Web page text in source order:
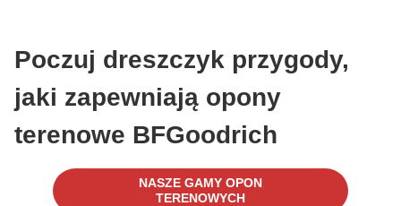
Poczuj dreszczyk przygody,
jaki zapewniają opony
terenowe BFGoodrich
NASZE GAMY OPON
TERENOWYCH